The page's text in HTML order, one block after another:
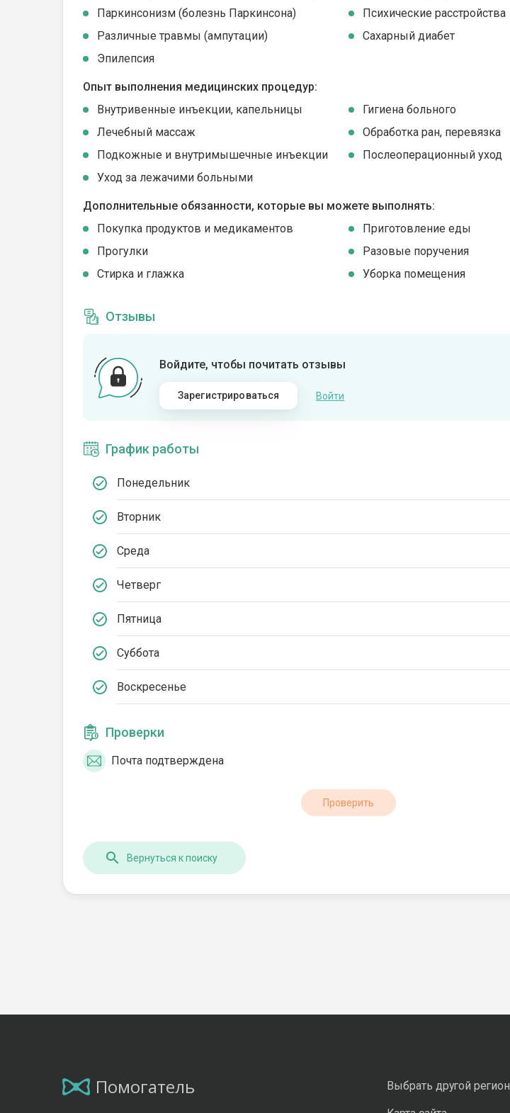
Паркинсонизм (болезнь Паркинсона)
Психические расстройства
Различные травмы (ампутации)
Сахарный диабет
Эпилепсия
Опыт выполнения медицинских процедур:
Внутривенные инъекции, капельницы
Гигиена больного
Лечебный массаж
Обработка ран, перевязка
Подкожные и внутримышечные инъекции
Послеоперационный уход
Уход за лежачими больными
Дополнительные обязанности, которые вы можете выполнять:
Покупка продуктов и медикаментов
Приготовление еды
Прогулки
Разовые поручения
Стирка и глажка
Уборка помещения
Отзывы
Войдите, чтобы почитать отзывы
Зарегистрироваться Войти
График работы
Понедельник
Вторник
Среда
Четверг
Пятница
Суббота
Воскресенье
Проверки
Почта подтверждена
Проверить
Вернуться к поиску
Помогатель Выбрать другой регион